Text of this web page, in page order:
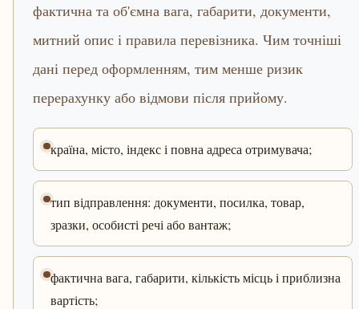
фактична та об'ємна вага, габарити, документи,
митний опис і правила перевізника. Чим точніші
дані перед оформленням, тим менше ризик
перерахунку або відмови після прийому.
країна, місто, індекс і повна адреса отримувача;
тип відправлення: документи, посилка, товар,
зразки, особисті речі або вантаж;
фактична вага, габарити, кількість місць і приблизна
вартість;